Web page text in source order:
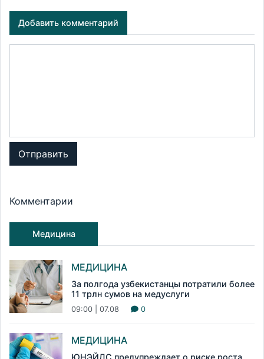
Добавить комментарий
Отправить
Комментарии
Медицина
МЕДИЦИНА
За полгода узбекистанцы потратили более
11 трлн сумов на медуслуги
09:00 | 07.08 0
МЕДИЦИНА
ЮНЭЙДС предупреждает о риске роста